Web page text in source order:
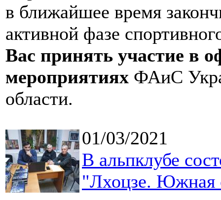
в ближайшее время
активной фазе
Вас принять участие в
мероприятиях ФАиС
области.
01/03/2021
В альпклубе
"Лхоцзе. Южная